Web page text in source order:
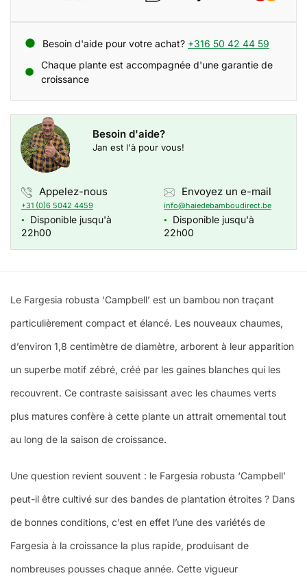
Besoin d'aide pour votre achat? +316 50 42 44 59
Chaque plante est accompagnée d'une garantie de
croissance
Besoin d'aide?
Jan est l'à pour vous!
Appelez-nous
+31 (0)6 5042 4459
●
Disponible jusqu'à
22h00
Envoyez un e-mail
info@haiedebamboudirect.be
●
Disponible jusqu'à
22h00
Le Fargesia robusta ‘Campbell’ est un bambou non traçant
particulièrement compact et élancé. Les nouveaux chaumes,
d’environ 1,8 centimètre de diamètre, arborent à leur apparition
un superbe motif zébré, créé par les gaines blanches qui les
recouvrent. Ce contraste saisissant avec les chaumes verts
plus matures confère à cette plante un attrait ornemental tout
au long de la saison de croissance.
Une question revient souvent : le Fargesia robusta ‘Campbell’
peut-il être cultivé sur des bandes de plantation étroites ? Dans
de bonnes conditions, c’est en effet l’une des variétés de
Fargesia à la croissance la plus rapide, produisant de
nombreuses pousses chaque année. Cette vigueur